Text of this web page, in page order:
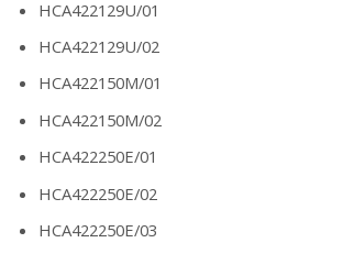
HCA422129U/01
HCA422129U/02
HCA422150M/01
HCA422150M/02
HCA422250E/01
HCA422250E/02
HCA422250E/03